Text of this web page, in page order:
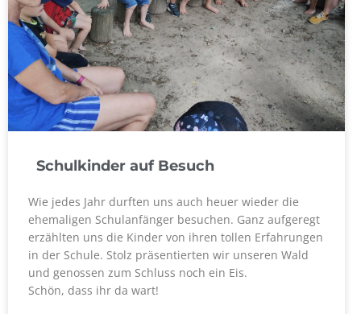
Schulkinder auf Besuch
Wie jedes Jahr durften uns auch heuer wieder die
ehemaligen Schulanfänger besuchen. Ganz aufgeregt
erzählten uns die Kinder von ihren tollen Erfahrungen
in der Schule. Stolz präsentierten wir unseren Wald
und genossen zum Schluss noch ein Eis.
Schön, dass ihr da wart!